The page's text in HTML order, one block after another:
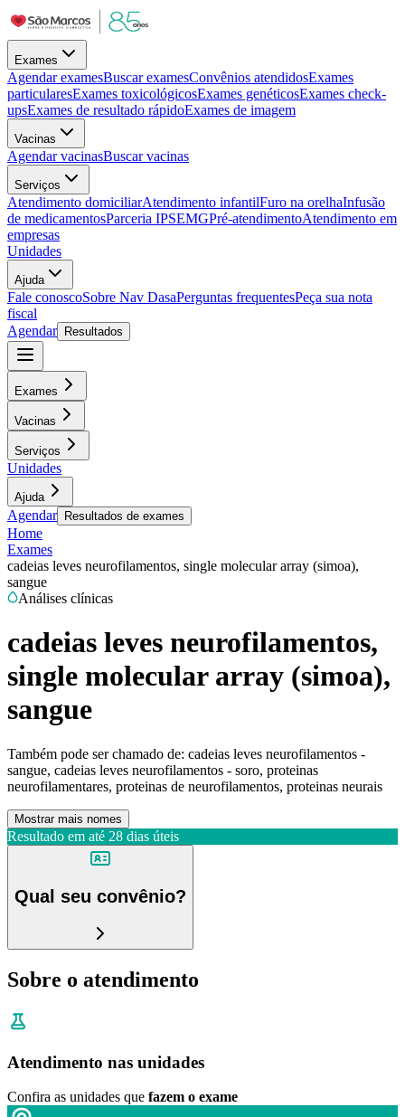
Exames
Agendar examesBuscar examesConvênios atendidosExames
particularesExames toxicológicosExames genéticosExames check-
upsExames de resultado rápidoExames de imagem
Vacinas
Agendar vacinasBuscar vacinas
Serviços
Atendimento domiciliarAtendimento infantilFuro na orelhaInfusão
de medicamentosParceria IPSEMGPré-atendimentoAtendimento em
empresas
Unidades
Ajuda
Fale conoscoSobre Nav DasaPerguntas frequentesPeça sua nota
fiscal
Agendar
Resultados
Exames
Vacinas
Serviços
Unidades
Ajuda
Agendar Resultados de exames
Home
Exames
cadeias leves neurofilamentos, single molecular array (simoa),
sangue
Análises clínicas
cadeias leves neurofilamentos,
single molecular array (simoa),
sangue
Também pode ser chamado de: cadeias leves neurofilamentos -
sangue, cadeias leves neurofilamentos - soro, proteinas
neurofilamentares, proteinas de neurofilamentos, proteinas neurais
Mostrar mais nomes
Resultado em até 28 dias úteis
Qual seu convênio?
Sobre o atendimento
Atendimento nas unidades
Confira as unidades que fazem o exame